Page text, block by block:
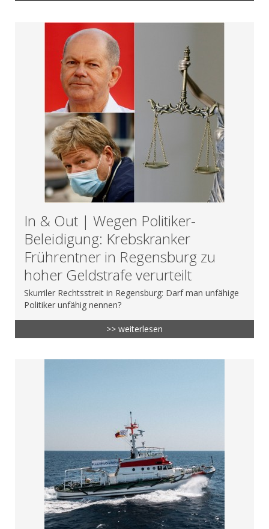
In & Out | Wegen Politiker-
Beleidigung: Krebskranker
Frührentner in Regensburg zu
hoher Geldstrafe verurteilt
Skurriler Rechtsstreit in Regensburg: Darf man unfähige
Politiker unfähig nennen?
>> weiterlesen